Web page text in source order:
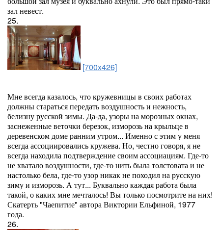
зал невест.
25.
[700x426]
Мне всегда казалось, что кружевницы в своих работах
должны стараться передать воздушность и нежность,
белизну русской зимы. Да-да, узоры на морозных окнах,
заснеженные веточки березок, изморозь на крыльце в
деревенском доме ранним утром... Именно с этим у меня
всегда ассоциировались кружева. Но, честно говоря, я не
всегда находила подтверждение своим ассоциациям. Где-то
не хватало воздушности, где-то нить была толстовата и не
настолько бела, где-то узор никак не походил на русскую
зиму и изморозь. А тут... Буквально каждая работа была
такой, о каких мне мечталось! Вы только посмотрите на них!
Скатерть "Чаепитие" автора Виктории Ельфиной, 1977
года.
26.